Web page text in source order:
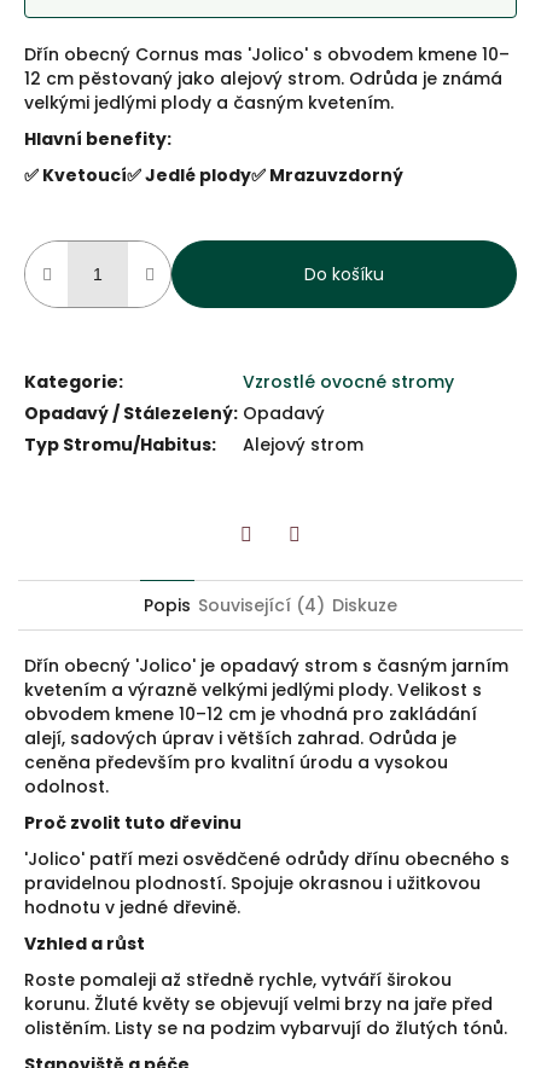
Do košíku
Dřín obecný Cornus mas 'Jolico' s obvodem kmene 10–
12 cm pěstovaný jako alejový strom. Odrůda je známá
velkými jedlými plody a časným kvetením.
Hlavní benefity:
✅ Kvetoucí✅ Jedlé plody✅ Mrazuvzdorný
Kategorie:
Vzrostlé ovocné stromy
Opadavý / Stálezelený: Opadavý
Typ Stromu/Habitus: Alejový strom
Popis Související (4) Diskuze
Dřín obecný 'Jolico' je opadavý strom s časným jarním
kvetením a výrazně velkými jedlými plody. Velikost s
obvodem kmene 10–12 cm je vhodná pro zakládání
alejí, sadových úprav i větších zahrad. Odrůda je
ceněna především pro kvalitní úrodu a vysokou
odolnost.
Proč zvolit tuto dřevinu
'Jolico' patří mezi osvědčené odrůdy dřínu obecného s
pravidelnou plodností. Spojuje okrasnou i užitkovou
hodnotu v jedné dřevině.
Vzhled a růst
Roste pomaleji až středně rychle, vytváří širokou
korunu. Žluté květy se objevují velmi brzy na jaře před
olistěním. Listy se na podzim vybarvují do žlutých tónů.